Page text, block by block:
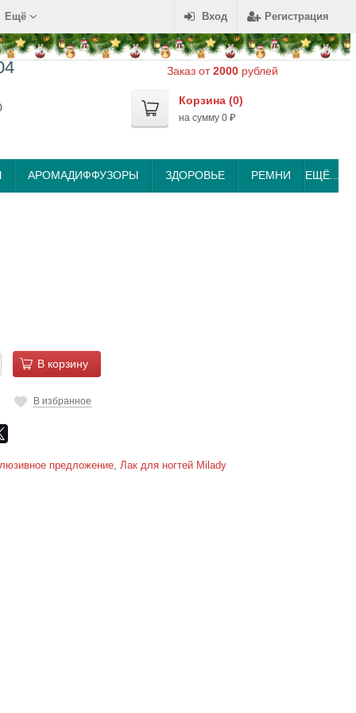
Вход Регистрация
Ещё
Заказ от2000 рублей
Корзина (0)
на сумму 0 ₽
АРОМАДИФФУЗОРЫ ЗДОРОВЬЕ РЕМНИ ЕЩЁ...
В корзину
В избранное
предложение, Лак для ногтей Milady